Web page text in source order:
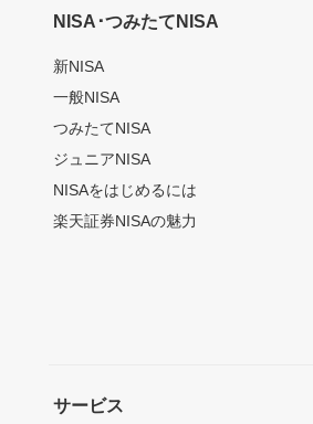
NISA･つみたてNISA
新NISA
一般NISA
つみたてNISA
ジュニアNISA
NISAをはじめるには
楽天証券NISAの魅力
サービス